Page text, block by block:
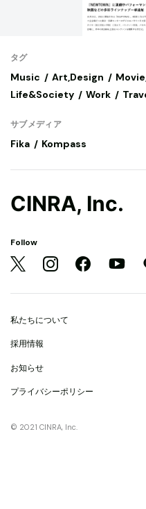
タグ
Music Art,Design
Life&Society
Work
サブメディア
Fika Kompass
CINRA, Inc.
Follow
私たちについて
採用情報
お知らせ
プライバシーポリシー
© 2021 CINRA, Inc.